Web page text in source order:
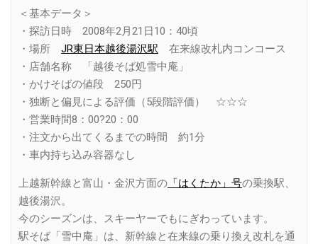
＜基本データ＞
・探訪日時 2008年2月21日10：40頃
・場所 JR東日本越後湯沢駅 在来線改札内コンコース
・店舗名称 「越後そば処雪中庵」
・かけそばの値段 250円
・独断と偏見による評価（5段階評価） ☆☆☆
・営業時間8：00?20：00
・注文から出てくるまでの時間 約1分
・車内持ち込み容器なし
上越新幹線と富山・金沢方面の 「はくたか」号の乗換駅、
越後湯沢。
今のシーズンは、スキーヤーでもにぎわっています。
駅そば「雪中庵」は、新幹線と在来線の乗り換え改札を通